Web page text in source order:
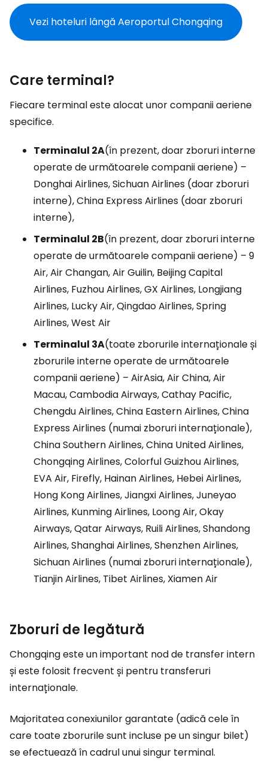
Vezi hoteluri lângă Aeroportul Chongqing
Care terminal?
Fiecare terminal este alocat unor companii aeriene
specifice.
Terminalul 2A(în prezent, doar zboruri interne
operate de următoarele companii aeriene) –
Donghai Airlines, Sichuan Airlines (doar zboruri
interne), China Express Airlines (doar zboruri
interne),
Terminalul 2B(în prezent, doar zboruri interne
operate de următoarele companii aeriene) – 9
Air, Air Changan, Air Guilin, Beijing Capital
Airlines, Fuzhou Airlines, GX Airlines, Longjiang
Airlines, Lucky Air, Qingdao Airlines, Spring
Airlines, West Air
Terminalul 3A(toate zborurile internaționale și
zborurile interne operate de următoarele
companii aeriene) – AirAsia, Air China, Air
Macau, Cambodia Airways, Cathay Pacific,
Chengdu Airlines, China Eastern Airlines, China
Express Airlines (numai zboruri internaționale),
China Southern Airlines, China United Airlines,
Chongqing Airlines, Colorful Guizhou Airlines,
EVA Air, Firefly, Hainan Airlines, Hebei Airlines,
Hong Kong Airlines, Jiangxi Airlines, Juneyao
Airlines, Kunming Airlines, Loong Air, Okay
Airways, Qatar Airways, Ruili Airlines, Shandong
Airlines, Shanghai Airlines, Shenzhen Airlines,
Sichuan Airlines (numai zboruri internaționale),
Tianjin Airlines, Tibet Airlines, Xiamen Air
Zboruri de legătură
Chongqing este un important nod de transfer intern
și este folosit frecvent și pentru transferuri
internaționale.
Majoritatea conexiunilor garantate (adică cele în
care toate zborurile sunt incluse pe un singur bilet)
se efectuează în cadrul unui singur terminal.